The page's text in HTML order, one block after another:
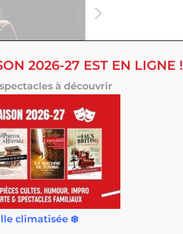
2026-27 EST EN LIGNE !
à découvrir
climatisée ❄️